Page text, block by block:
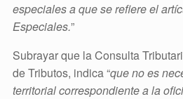
especiales a que se refiere el
Especiales.”
Subrayar que la Consulta
de Tributos, indica “que no es
territorial correspondiente a la